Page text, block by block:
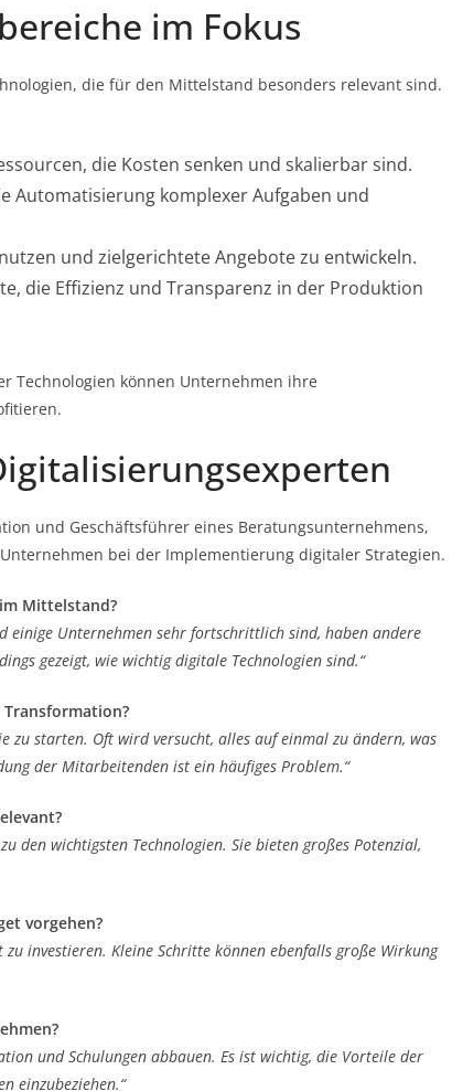
im Fokus
die für den Mittelstand besonders relevant sind.
die Kosten senken und skalierbar sind.
Automatisierung komplexer Aufgaben und
und zielgerichtete Angebote zu entwickeln.
die Effizienz und Transparenz in der Produktion
Technologien können Unternehmen ihre
und Geschäftsführer eines Beratungsunternehmens,
bei der Implementierung digitaler Strategien.
Mittelstand?
einige Unternehmen sehr fortschrittlich sind, haben andere
gezeigt, wie wichtig digitale Technologien sind.“
Transformation?
zu starten. Oft wird versucht, alles auf einmal zu ändern, was
der Mitarbeitenden ist ein häufiges Problem.“
den wichtigsten Technologien. Sie bieten großes Potenzial,
vorgehen?
investieren. Kleine Schritte können ebenfalls große Wirkung
und Schulungen abbauen. Es ist wichtig, die Vorteile der
einzubeziehen.“